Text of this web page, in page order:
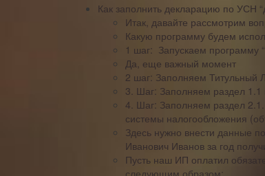
Как заполнить декларацию по УСН
Итак, давайте рассмотрим
Какую программу будем
1 шаг: Запускаем программу
Да, еще важный момент
2 шаг: Заполняем Титульный
3. Шаг: Заполняем раздел 1.1
4. Шаг: Заполняем раздел
системы налогообложения
Здесь нужно внести данные
Иванович Иванов за год
Пусть наш ИП оплатил
следующим образом: